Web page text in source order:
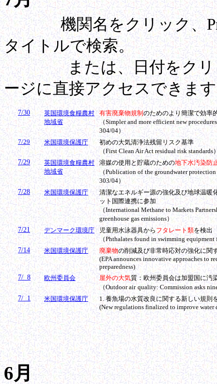
機関名をクリック、
タイトルで検索。
または、日付をクリッ
ージに直接アクセスできま
7/30
英国環境食糧農村
地域省
有害廃棄物規制 のためのより簡潔で効率
（Simpler and more efficient new
304/04）
7/29
米国環境保護庁 初めの大気清浄法残留リスク基準
（First Clean Air Act residual risk standards
7/29
英国環境食糧農村
地域省
溶媒の使用と貯蔵のための地下水汚染防
（Publication of the groundwater
303/04）
7/28
米国環境保護庁
清潔なエネルギー源の強化及び地球温暖
ット国際連携に参加
（International Methane to Markets
greenhouse gas emissions）
7/21
デンマーク環境庁 児童用水泳器具から フタレート類を検出
（Phthalates found in swimming
7/14
米国環境保護庁 廃棄物の削減及び非常時応対の強化に関
(EPA announces innovative approaches to
preparedness)
7/ 8
欧州委員会 屋外の大気質：欧州委員会は加盟国に汚
（Outdoor air quality: Commission asks
7/ 1
米国環境保護庁 1.養魚場の水質改良に関する新しい規則
(New regulations finalized to improve water
6月